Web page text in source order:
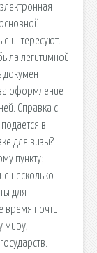
интересуют.
легитимной
документ
оформление
Справка с
в
для визы?
пункту:
несколько
для
время почти
миру,